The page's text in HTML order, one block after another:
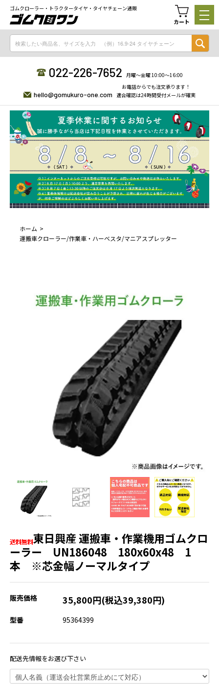
ゴムクローラー・トラクタータイヤ・タイヤチェーン通販
カート
022-226-7652 月曜〜金曜 10:00〜16:00
hello@gomukuro-one.com
お電話からでも注文承ります！
適合確認は24時間受付メールが確実
ホーム
運搬車クローラー/作業車・ハーベスタ/マニアスプレッター
東日興産 運搬車・作業機用ゴムクロ
ーラー UN186048 180x60x48 1
本 ※芯金幅ノーマルタイプ
販売価格 35,800円(税込39,380円)
型番 95364399
配送先情報をお選び下さい